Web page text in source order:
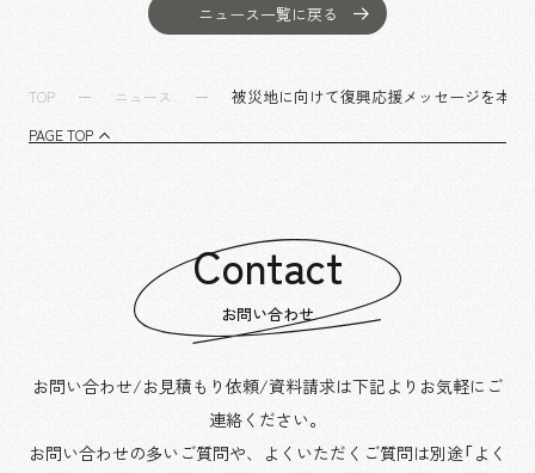
ニュース一覧に戻る
TOP ニュース 被災地に向けて復興応援メッセージを本社
PAGE TOP
Contact
お問い合わせ
お問い合わせ/お見積もり依頼/資料請求は下記よりお気軽にご
連絡ください。
お問い合わせの多いご質問や、よくいただくご質問は別途「よく